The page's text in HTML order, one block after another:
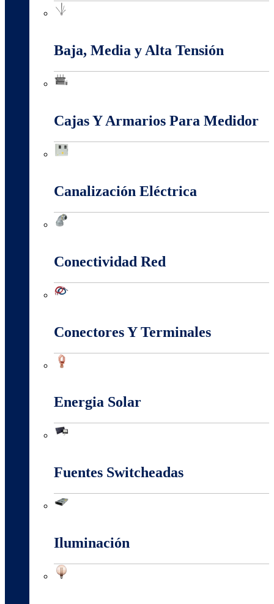
Baja, Media y Alta Tensión
Cajas Y Armarios Para Medidor
Canalización Eléctrica
Conectividad Red
Conectores Y Terminales
Energia Solar
Fuentes Switcheadas
Iluminación